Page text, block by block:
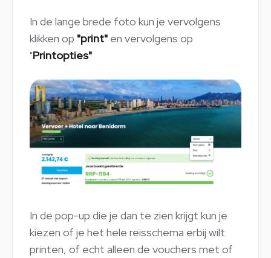
In de lange brede foto kun je vervolgens
klikken op "print" en vervolgens op
"Printopties"
In de pop-up die je dan te zien krijgt kun je
kiezen of je het hele reisschema erbij wilt
printen, of echt alleen de vouchers met of